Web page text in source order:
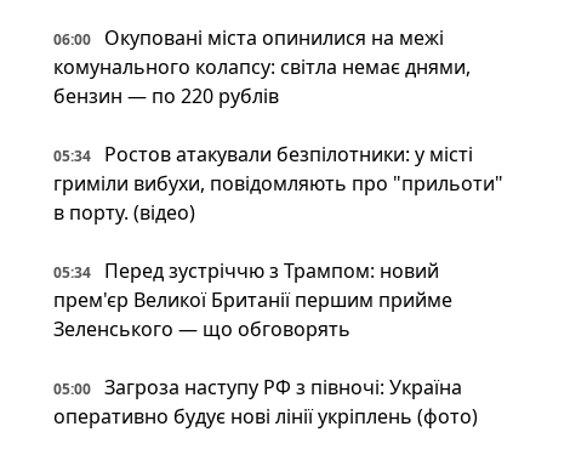
06:00
Окуповані міста опинилися на межі
комунального колапсу: світла немає днями,
бензин — по 220 рублів
05:34
Ростов атакували безпілотники: у місті
гриміли вибухи, повідомляють про "прильоти"
в порту. (відео)
05:34
Перед зустріччю з Трампом: новий
прем'єр Великої Британії першим прийме
Зеленського — що обговорять
05:00
Загроза наступу РФ з півночі: Україна
оперативно будує нові лінії укріплень (фото)